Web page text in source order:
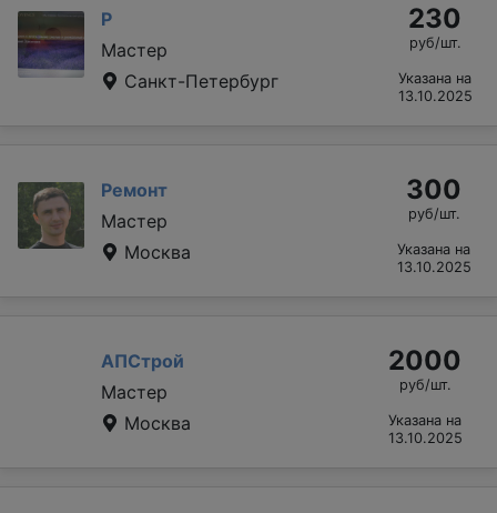
Р
Мастер
Санкт-Петербург
230
руб/шт.
Указана на
13.10.2025
Ремонт
Мастер
Москва
300
руб/шт.
Указана на
13.10.2025
АПСтрой
Мастер
Москва
2000
руб/шт.
Указана на
13.10.2025